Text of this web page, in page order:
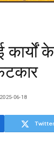
2025-06-18